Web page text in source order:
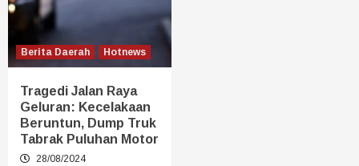
Berita Daerah Hotnews
Tragedi Jalan Raya
Geluran: Kecelakaan
Beruntun, Dump Truk
Tabrak Puluhan Motor
28/08/2024